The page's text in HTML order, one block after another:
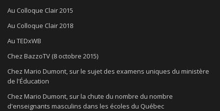
Au Colloque Clair 2015
Au Colloque Clair 2018
Au TEDxWB
Chez BazzoTV (8 octobre 2015)
Chez Mario Dumont, sur le sujet des examens uniques du ministère
de l'Éducation
Chez Mario Dumont, sur la chute du nombre du nombre
d'enseignants masculins dans les écoles du Québec